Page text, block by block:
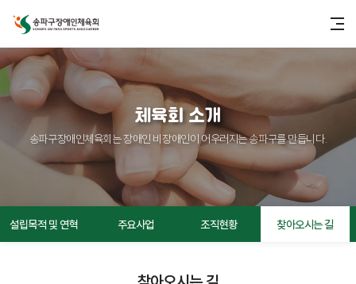
체육회 소개
송파구장애인체육회는 장애인·비장애인이 어우러지는 송파구를 만듭니다.
설립목적 및 연혁 주요사업 조직현황 찾아오시는 길